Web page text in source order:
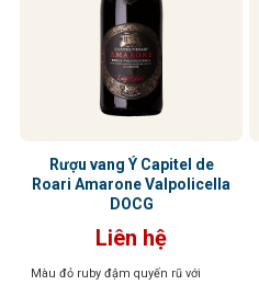
Rượu vang Ý Capitel de
Roari Amarone Valpolicella
DOCG
Liên hệ
Màu đỏ ruby đậm quyến rũ với